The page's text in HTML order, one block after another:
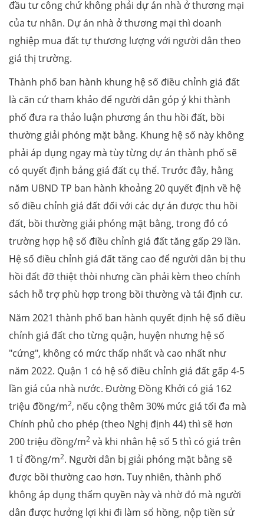
đầu tư công chứ không phải dự án nhà ở thương mại
của tư nhân. Dự án nhà ở thương mại thì doanh
nghiệp mua đất tự thương lượng với người dân theo
giá thị trường.
Thành phố ban hành khung hệ số điều chỉnh giá đất
là căn cứ tham khảo để người dân góp ý khi thành
phố đưa ra thảo luận phương án thu hồi đất, bồi
thường giải phóng mặt bằng. Khung hệ số này không
phải áp dụng ngay mà tùy từng dự án thành phố sẽ
có quyết định bảng giá đất cụ thể. Trước đây, hằng
năm UBND TP ban hành khoảng 20 quyết định về hệ
số điều chỉnh giá đất đối với các dự án được thu hồi
đất, bồi thường giải phóng mặt bằng, trong đó có
trường hợp hệ số điều chỉnh giá đất tăng gấp 29 lần.
Hệ số điều chỉnh giá đất tăng cao để người dân bị thu
hồi đất đỡ thiệt thòi nhưng cần phải kèm theo chính
sách hỗ trợ phù hợp trong bồi thường và tái định cư.
Năm 2021 thành phố ban hành quyết định hệ số điều
chỉnh giá đất cho từng quận, huyện nhưng hệ số
"cứng", không có mức thấp nhất và cao nhất như
năm 2022. Quận 1 có hệ số điều chỉnh giá đất gấp 4-5
lần giá của nhà nước. Đường Đồng Khởi có giá 162
triệu đồng/m2, nếu cộng thêm 30% mức giá tối đa mà
Chính phủ cho phép (theo Nghị định 44) thì sẽ hơn
200 triệu đồng/m2 và khi nhân hệ số 5 thì có giá trên
1 tỉ đồng/m2. Người dân bị giải phóng mặt bằng sẽ
được bồi thường cao hơn. Tuy nhiên, thành phố
không áp dụng thẩm quyền này và nhờ đó mà người
dân được hưởng lợi khi đi làm sổ hồng, nộp tiền sử